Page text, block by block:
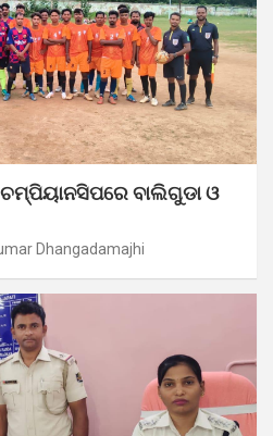
ବାଲିଗୁଡା ଓ
Dhangadamajhi